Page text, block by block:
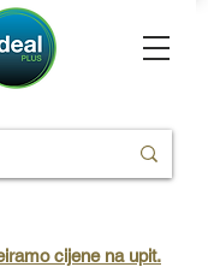
cijene na upit.